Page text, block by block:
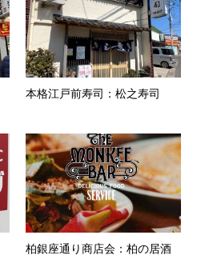
本格江戸前寿司：松之寿司
柏銀座通り商店会：柏の居酒